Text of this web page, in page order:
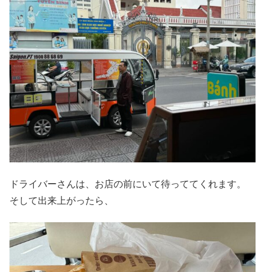
ドライバーさんは、お店の前にいて待っててくれます。
そして出来上がったら、